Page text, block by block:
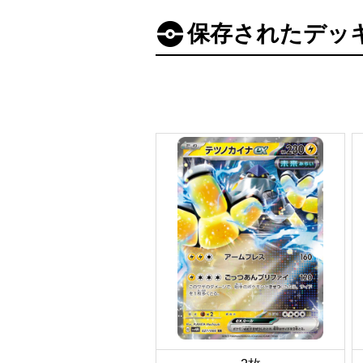
保存されたデッ